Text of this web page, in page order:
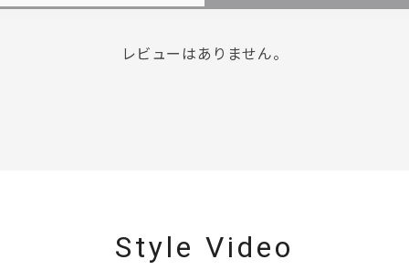
レビューはありません。
Style Video